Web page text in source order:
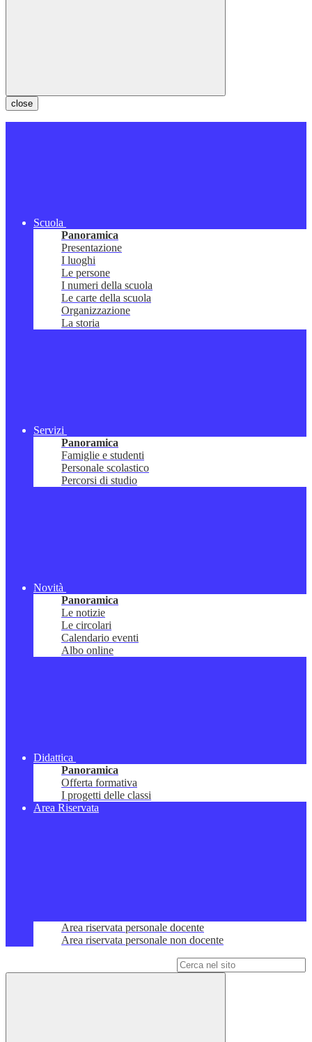
close
Scuola
Panoramica
Presentazione
I luoghi
Le persone
I numeri della scuola
Le carte della scuola
Organizzazione
La storia
Servizi
Panoramica
Famiglie e studenti
Personale scolastico
Percorsi di studio
Novità
Panoramica
Le notizie
Le circolari
Calendario eventi
Albo online
Didattica
Panoramica
Offerta formativa
I progetti delle classi
Area Riservata
Area riservata personale docente
Area riservata personale non docente